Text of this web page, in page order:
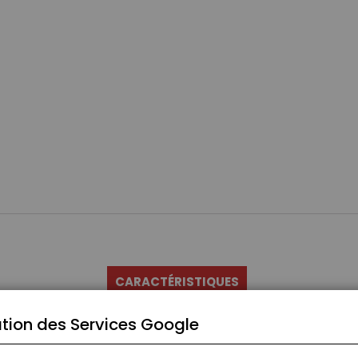
CARACTÉRISTIQUES
des Services Google